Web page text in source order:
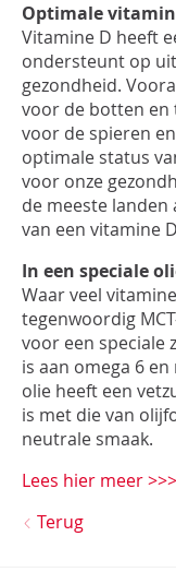
Optimale
Vitamine D heeft
ondersteunt op
gezondheid.
voor de botten en
voor de spieren
optimale status
voor onze
de meeste landen
van een vitamine
In een speciale
Waar veel
tegenwoordig
voor een speciale
is aan omega 6
olie heeft een
is met die van
neutrale smaak.
Lees hier meer >>>
Terug